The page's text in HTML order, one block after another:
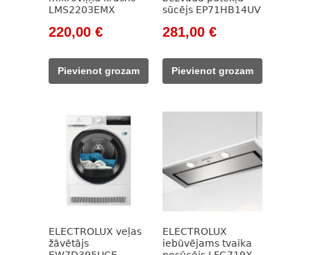
LMS2203EMX
Original
was:
303,00 €.
220,00 €Current
220,00 €.
Pievienot grozam
sūcējs EP71HB14UV
Original
was:
537,00 €.
281,00 €Current
281,00 €.
Pievienot grozam
ELECTROLUX veļas
žāvētājs
ELECTROLUX
iebūvējams tvaika